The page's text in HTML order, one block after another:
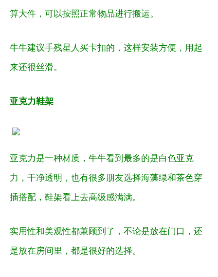
算大件，可以按照正常物品进行搬运。
牛牛建议手残星人买卡扣的，这样安装方便，用起
来还很丝滑。
亚克力鞋架
亚克力是一种材质，牛牛看到最多的是白色亚克
力，干净透明，也有很多朋友选择海藻绿和茶色穿
插搭配，鞋架看上去高级感满满。
实用性和美观性都兼顾到了，不论是放在门口，还
是放在房间里，都是很好的选择。